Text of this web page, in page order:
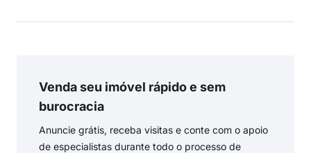
Venda seu imóvel rápido e sem
burocracia
Anuncie grátis, receba visitas e conte com o apoio
de especialistas durante todo o processo de